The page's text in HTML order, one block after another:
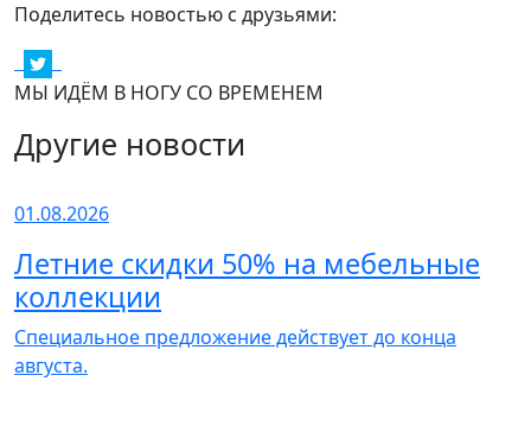
Поделитесь новостью с друзьями:
МЫ ИДЁМ В НОГУ СО ВРЕМЕНЕМ
Другие новости
01.08.2026
Летние скидки 50% на мебельные
коллекции
Специальное предложение действует до конца
августа.